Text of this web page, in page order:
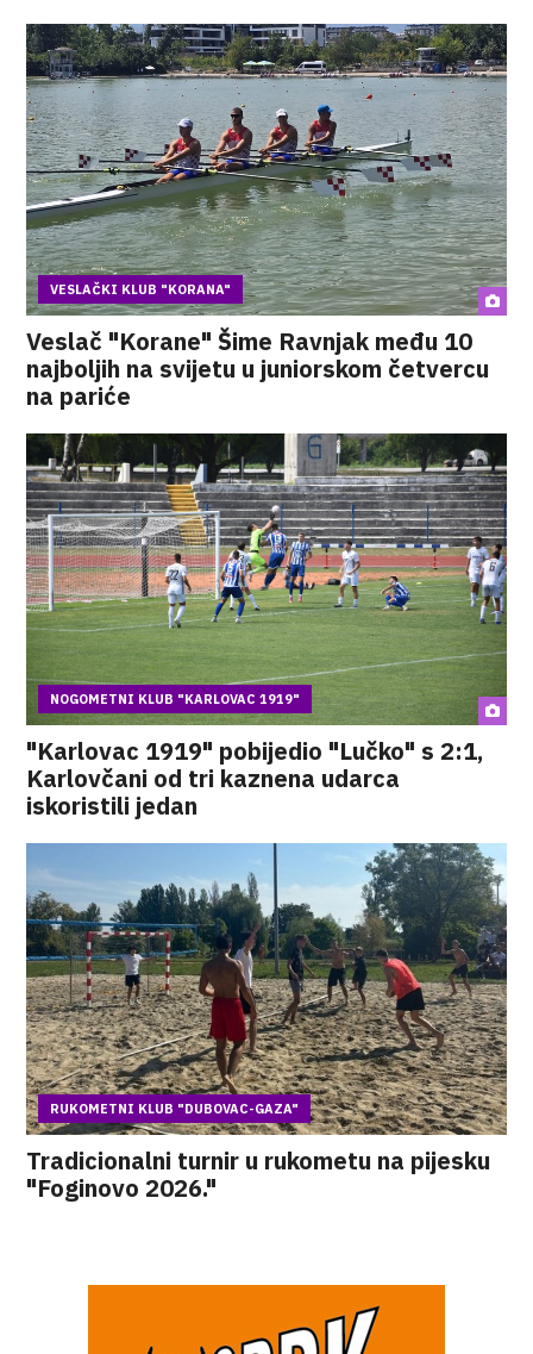
VESLAČKI KLUB "KORANA"
Veslač "Korane" Šime Ravnjak među 10
najboljih na svijetu u juniorskom četvercu
na pariće
NOGOMETNI KLUB "KARLOVAC 1919"
"Karlovac 1919" pobijedio "Lučko" s 2:1,
Karlovčani od tri kaznena udarca
iskoristili jedan
RUKOMETNI KLUB "DUBOVAC-GAZA"
Tradicionalni turnir u rukometu na pijesku
"Foginovo 2026."